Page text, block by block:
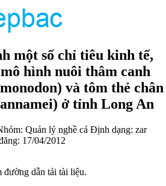
một số chỉ tiêu kinh tế,
hình nuôi thâm canh
và tôm thẻ chân
ở tỉnh Long An
Quản lý nghề cá Định dạng: zar
17/04/2012
đường dẫn tải tài liệu.